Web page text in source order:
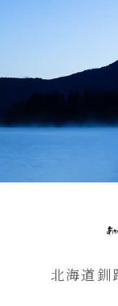
北海道釧